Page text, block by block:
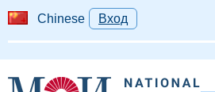
Chinese Вход